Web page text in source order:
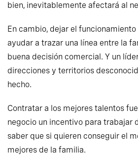
bien, inevitablemente afectará al
En cambio, dejar el
ayudar a trazar una línea entre la
buena decisión comercial. Y un
direcciones y territorios
hecho.
Contratar a los mejores talentos
negocio un incentivo para trabajar
saber que si quieren conseguir el
mejores de la familia.